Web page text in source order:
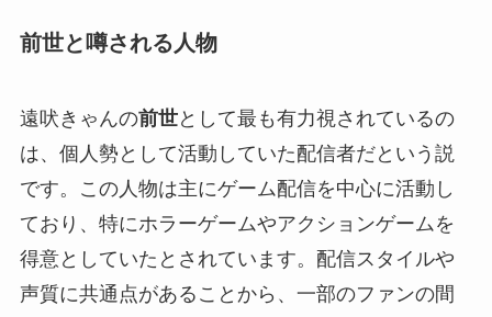
前世と噂される人物
遠吠きゃんの前世として最も有力視されているの
は、個人勢として活動していた配信者だという説
です。この人物は主にゲーム配信を中心に活動し
ており、特にホラーゲームやアクションゲームを
得意としていたとされています。配信スタイルや
声質に共通点があることから、一部のファンの間